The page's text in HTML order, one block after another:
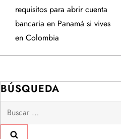
v
e
a
c
requisitos para abrir cuenta
bancaria en Panamá si vives
en Colombia
BÚSQUEDA
Buscar: